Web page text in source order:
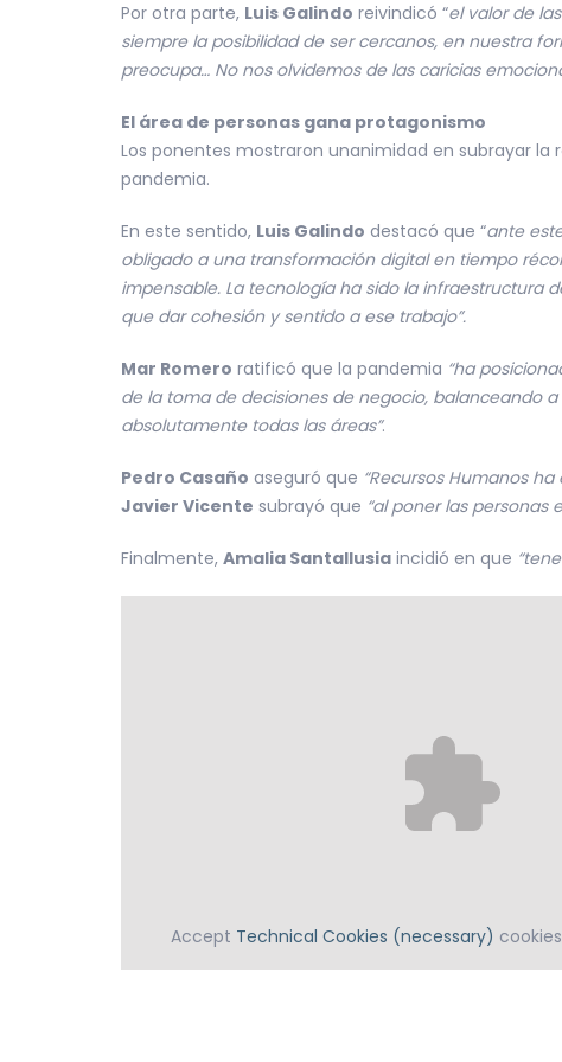
Por otra parte, Luis Galindo reivindicó “el valor de
siempre la posibilidad de ser cercanos, en nuestra
preocupa… No nos olvidemos de las caricias
El área de personas gana protagonismo
Los ponentes mostraron unanimidad en subrayar
pandemia.
En este sentido, Luis Galindo destacó que “ante
obligado a una transformación digital en tiempo
impensable. La tecnología ha sido la infraestructura
que dar cohesión y sentido a ese trabajo”.
Mar Romero ratificó que la pandemia “ha
de la toma de decisiones de negocio, balanceando
absolutamente todas las áreas”.
Pedro Casaño aseguró que “Recursos Humanos
Javier Vicente subrayó que “al poner las personas
Finalmente, Amalia Santallusia incidió en que
Accept Technical Cookies (necessary)